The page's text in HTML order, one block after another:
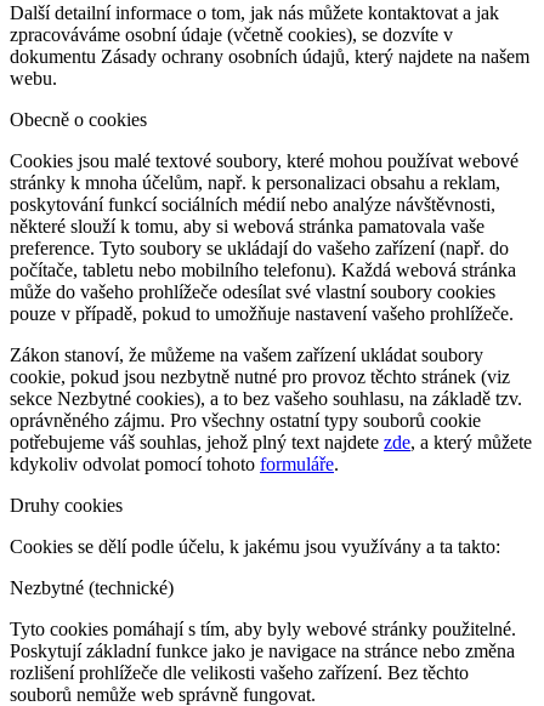
Další detailní informace o tom, jak nás můžete kontaktovat a jak
zpracováváme osobní údaje (včetně cookies), se dozvíte v
dokumentu Zásady ochrany osobních údajů, který najdete na našem
webu.
Obecně o cookies
Cookies jsou malé textové soubory, které mohou používat webové
stránky k mnoha účelům, např. k personalizaci obsahu a reklam,
poskytování funkcí sociálních médií nebo analýze návštěvnosti,
některé slouží k tomu, aby si webová stránka pamatovala vaše
preference. Tyto soubory se ukládají do vašeho zařízení (např. do
počítače, tabletu nebo mobilního telefonu). Každá webová stránka
může do vašeho prohlížeče odesílat své vlastní soubory cookies
pouze v případě, pokud to umožňuje nastavení vašeho prohlížeče.
Zákon stanoví, že můžeme na vašem zařízení ukládat soubory
cookie, pokud jsou nezbytně nutné pro provoz těchto stránek (viz
sekce Nezbytné cookies), a to bez vašeho souhlasu, na základě tzv.
oprávněného zájmu. Pro všechny ostatní typy souborů cookie
potřebujeme váš souhlas, jehož plný text najdete zde, a který můžete
kdykoliv odvolat pomocí tohoto formuláře.
Druhy cookies
Cookies se dělí podle účelu, k jakému jsou využívány a ta takto:
Nezbytné (technické)
Tyto cookies pomáhají s tím, aby byly webové stránky použitelné.
Poskytují základní funkce jako je navigace na stránce nebo změna
rozlišení prohlížeče dle velikosti vašeho zařízení. Bez těchto
souborů nemůže web správně fungovat.